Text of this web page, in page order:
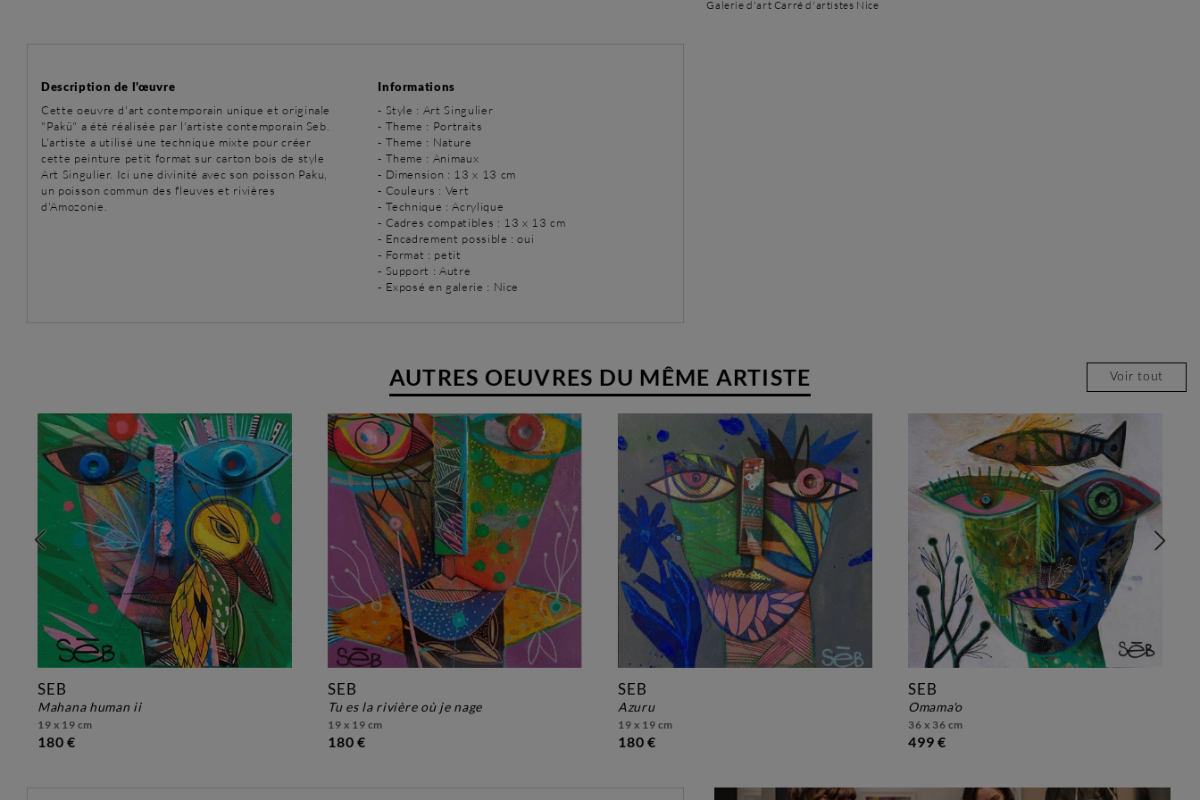
Galerie d'art Carré d'artistes Nice
Description de l'œuvre
Cette oeuvre d'art contemporain unique et originale
"Pakü" a été réalisée par l'artiste contemporain Seb.
L'artiste a utilisé une technique mixte pour créer
cette peinture petit format sur carton bois de style
Art Singulier. Ici une divinité avec son poisson Paku,
un poisson commun des fleuves et rivières
d'Amozonie.
Informations
- Style : Art Singulier
- Theme : Portraits
- Theme : Nature
- Theme : Animaux
- Dimension : 13 x 13 cm
- Couleurs : Vert
- Technique : Acrylique
- Cadres compatibles : 13 x 13 cm
- Encadrement possible : oui
- Format : petit
- Support : Autre
- Exposé en galerie : Nice
AUTRES OEUVRES DU MÊME ARTISTE Voir tout
SEB
mahana human ii
19 x 19 cm
180 €
SEB
tu es la rivière où je nage
19 x 19 cm
180 €
SEB
azuru
19 x 19 cm
180 €
SEB
omama'o
36 x 36 cm
499 €